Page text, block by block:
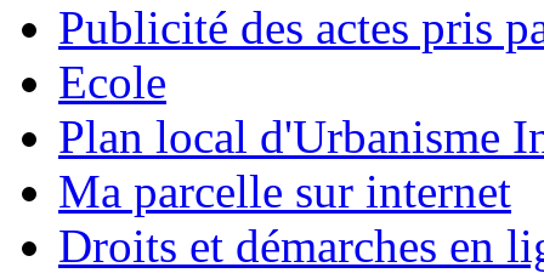
Publicité des actes pris
Ecole
Plan local d'Urbanisme
Ma parcelle sur internet
Droits et démarches en